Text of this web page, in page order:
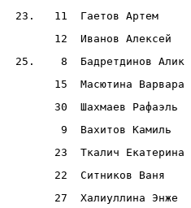
23.   11  Гаетов Артем
12  Иванов Алексей
25.    8  Бадретдинов
15  Масютина Варвара
30  Шахмаев Рафаэль
9  Вахитов Камиль
23  Ткалич Екатерина
22  Ситников Ваня
27  Халиуллина Энже